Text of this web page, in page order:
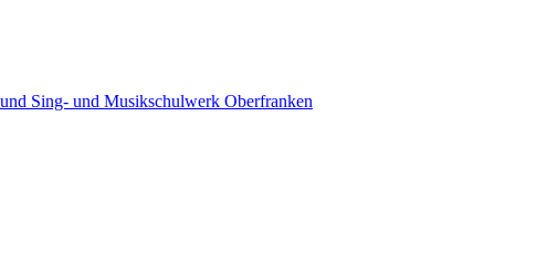
Sing- und Musikschulwerk Oberfranken